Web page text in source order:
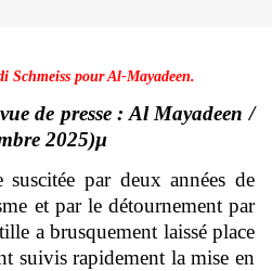
pour Al-Mayadeen.
de presse : Al Mayadeen /
2025)µ
par deux années de
et par le détournement par
a brusquement laissé place
suivis rapidement la mise en